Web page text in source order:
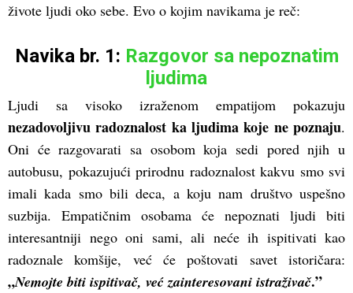
živote ljudi oko sebe. Evo o kojim navikama je reč:
Navika br. 1: Razgovor sa nepoznatim
ljudima
Ljudi sa visoko izraženom empatijom pokazuju
nezadovoljivu radoznalost ka ljudima koje ne poznaju.
Oni će razgovarati sa osobom koja sedi pored njih u
autobusu, pokazujući prirodnu radoznalost kakvu smo svi
imali kada smo bili deca, a koju nam društvo uspešno
suzbija. Empatičnim osobama će nepoznati ljudi biti
interesantniji nego oni sami, ali neće ih ispitivati kao
radoznale komšije, već će poštovati savet istoričara:
„Nemojte biti ispitivač, već zainteresovani istraživač.”